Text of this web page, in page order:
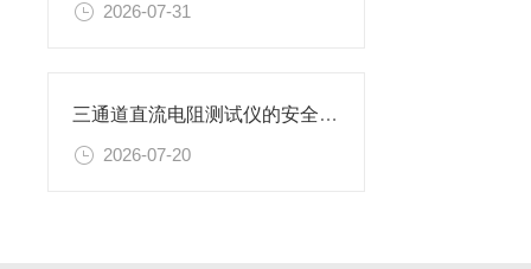
2026-07-31
三通道直流电阻测试仪的安全使用准则
2026-07-20